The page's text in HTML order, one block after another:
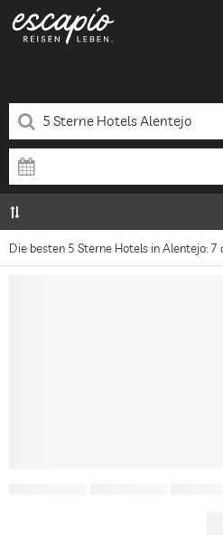
Die besten 5 Sterne Hotels in Alentejo: